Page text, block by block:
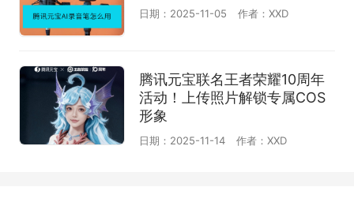
日期：2025-11-05 作者：XXD
腾讯元宝联名王者荣耀10周年
活动！上传照片解锁专属COS
形象
日期：2025-11-14 作者：XXD